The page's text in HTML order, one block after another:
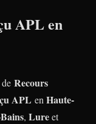
APL en
Recours
APL en Haute-
, Lureet